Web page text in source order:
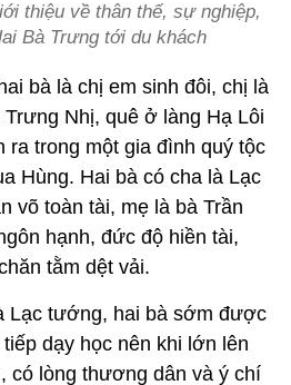
thiệu về thân thế, sự nghiệp,
Bà Trưng tới du khách
bà là chị em sinh đôi, chị là
Nhị, quê ở làng Hạ Lôi
ra trong một gia đình quý tộc
Hùng. Hai bà có cha là Lạc
võ toàn tài, mẹ là bà Trần
hạnh, đức độ hiền tài,
tằm dệt vải.
Lạc tướng, hai bà sớm được
dạy học nên khi lớn lên
có lòng thương dân và ý chí